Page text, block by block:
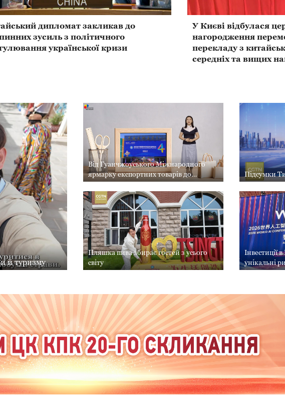
дипломат закликав до
зусиль з політичного
української кризи
У Києві відбулася
нагородження
перекладу з
середніх та вищих
й туризму
Від Гуанчжоуського Міжнародного
ярмарку експортних товарів до
Виставки ланцюжків поставок:
створення нової глобальної структури
торгівлі
Підсумки
Пляшка пива збирає гостей з усього
світу
Інвестиції
унікальні